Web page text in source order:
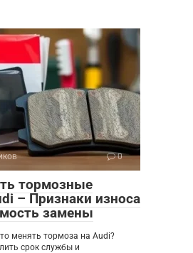
0
тормозные
– Признаки износа
замены
менять тормоза на Audi?
срок службы и